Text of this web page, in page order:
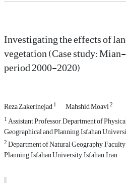
Investigating the effects of
vegetation (Case study:
period 2000-2020)
Reza Zakerinejad1 Mahshid Moavi2
1Assistant Professor, Department of
Geographical and Planning, Isfahan
2Department of Natural Geography,
Planning, Isfahan University, Isfahan, Iran